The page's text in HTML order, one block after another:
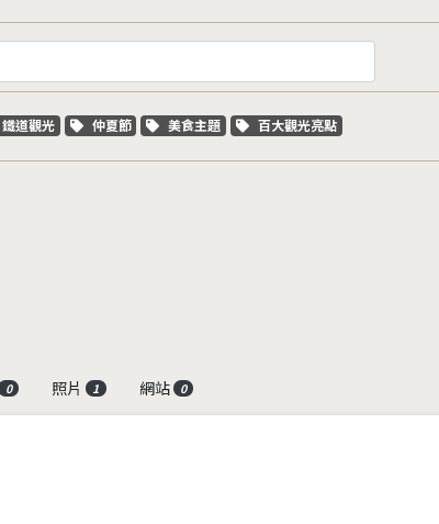
關鍵字標籤
鐵道觀光 關鍵字標籤
仲夏節 關鍵字標籤
美食主題 關鍵字標籤
百大觀光亮點
0 照片 1 網站 0